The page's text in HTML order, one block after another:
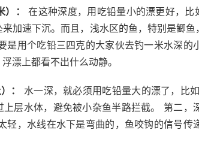
：
在这种深度，用吃铅量小的漂更好，比
加速下沉。而且，浅水区的鱼，特别是鲫
是用个吃铅三四克的大家伙去钓一米水深的
漂上都看不出什么动静。
：
水一深，就必须用吃铅量大的漂了，比
上层水体，避免被小杂鱼半路拦截。 第二
轻，水线在水下是弯曲的，鱼咬钩的信号